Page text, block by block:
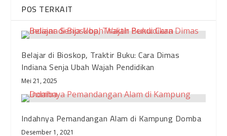
POS TERKAIT
Belajar di Bioskop, Traktir Buku: Cara Dimas
Indiana Senja Ubah Wajah Pendidikan
Mei 21, 2025
Indahnya Pemandangan Alam di Kampung Domba
Desember 1, 2021